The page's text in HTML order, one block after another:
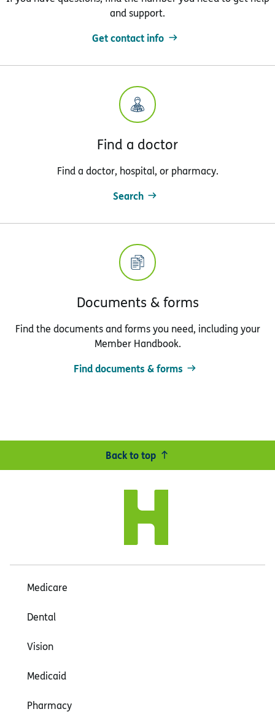
and support.
Get contact info
Find a doctor
Find a doctor, hospital, or pharmacy.
Search
Documents & forms
Find the documents and forms you need, including your
Member Handbook.
Find documents & forms
Back to top
Medicare
Dental
Vision
Medicaid
Pharmacy